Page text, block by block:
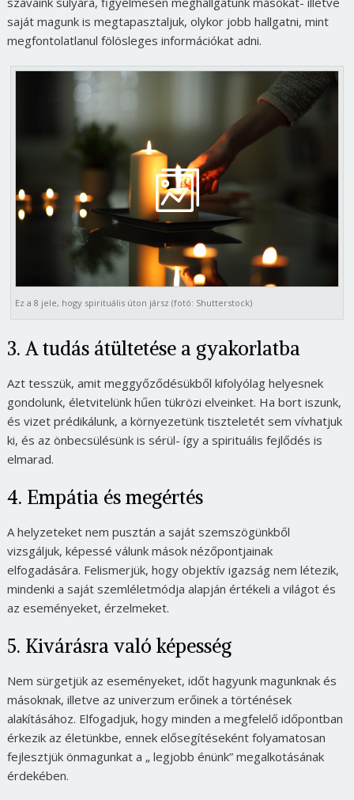
saját magunk is megtapasztaljuk, olykor jobb hallgatni, mint
megfontolatlanul fölösleges információkat adni.
Ez a 8 jele, hogy spirituális úton jársz (fotó: Shutterstock)
3. A tudás átültetése a gyakorlatba
Azt tesszük, amit meggyőződésükből kifolyólag helyesnek
gondolunk, életvitelünk hűen tükrözi elveinket. Ha bort iszunk,
és vizet prédikálunk, a környezetünk tiszteletét sem vívhatjuk
ki, és az önbecsülésünk is sérül- így a spirituális fejlődés is
elmarad.
4. Empátia és megértés
A helyzeteket nem pusztán a saját szemszögünkből
vizsgáljuk, képessé válunk mások nézőpontjainak
elfogadására. Felismerjük, hogy objektív igazság nem létezik,
mindenki a saját szemléletmódja alapján értékeli a világot és
az eseményeket, érzelmeket.
5. Kivárásra való képesség
Nem sürgetjük az eseményeket, időt hagyunk magunknak és
másoknak, illetve az univerzum erőinek a történések
alakításához. Elfogadjuk, hogy minden a megfelelő időpontban
érkezik az életünkbe, ennek elősegítéseként folyamatosan
fejlesztjük önmagunkat a „ legjobb énünk” megalkotásának
érdekében.